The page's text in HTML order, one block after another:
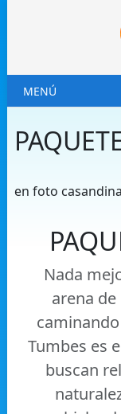
MENÚ
en foto
Nada
arena
Tumbes es
buscan